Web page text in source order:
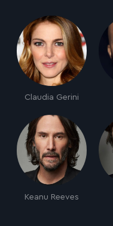
Claudia Gerini
Keanu Reeves